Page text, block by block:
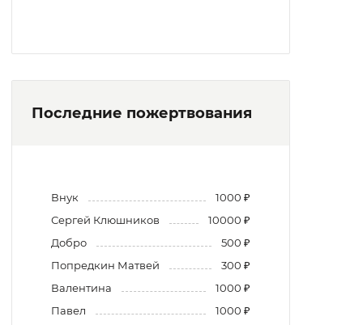
Последние пожертвования
Внук
1000 ₽
Сергей Клюшников
10000 ₽
Добро
500 ₽
Попредкин Матвей
300 ₽
Валентина
1000 ₽
Павел
1000 ₽